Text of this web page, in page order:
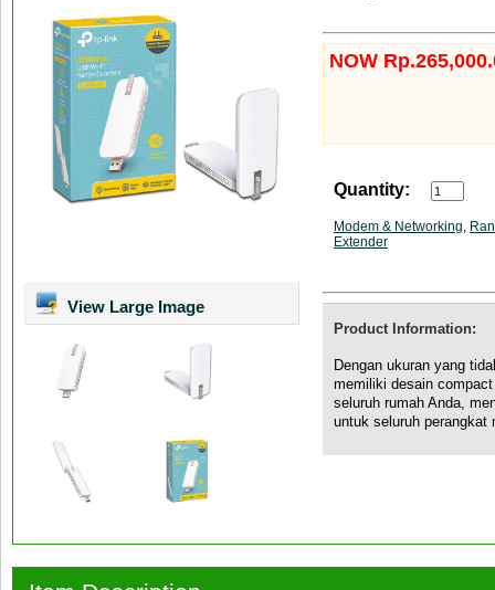
View Large Image
NOW
Quantity:
Modem & Networking,
Extender
Product Information:
Dengan ukuran yang
memiliki desain
seluruh rumah Anda,
untuk seluruh perangkat